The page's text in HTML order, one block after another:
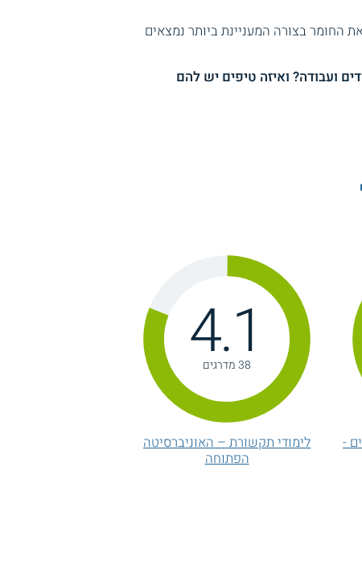
החומר בצורה המעניינת ביותר נמצאים
ועבודה? ואיזה טיפים יש להם
-
4.1
38 מדרגים
לימודי תקשורת – האוניברסיטה
הפתוחה